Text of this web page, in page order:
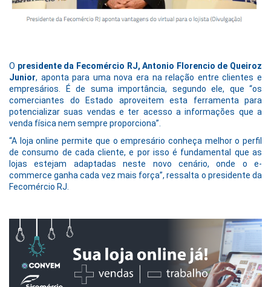
O presidente da Fecomércio RJ, Antonio Florencio de Queiroz
Junior, aponta para uma nova era na relação entre clientes e
empresários. É de suma importância, segundo ele, que “os
comerciantes do Estado aproveitem esta ferramenta para
potencializar suas vendas e ter acesso a informações que a
venda física nem sempre proporciona”.
“A loja online permite que o empresário conheça melhor o perfil
de consumo de cada cliente, e por isso é fundamental que as
lojas estejam adaptadas neste novo cenário, onde o e-
commerce ganha cada vez mais força”, ressalta o presidente da
Fecomércio RJ.